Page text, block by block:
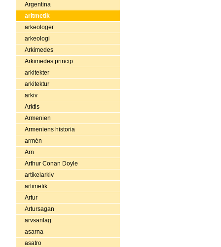
Argentina
aritmetik
arkeologer
arkeologi
Arkimedes
Arkimedes princip
arkitekter
arkitektur
arkiv
Arktis
Armenien
Armeniens historia
armén
Arn
Arthur Conan Doyle
artikelarkiv
artimetik
Artur
Artursagan
arvsanlag
asarna
asatro